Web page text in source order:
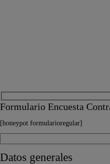
Formulario Encuesta
[honeypot formularioregular]
Datos generales